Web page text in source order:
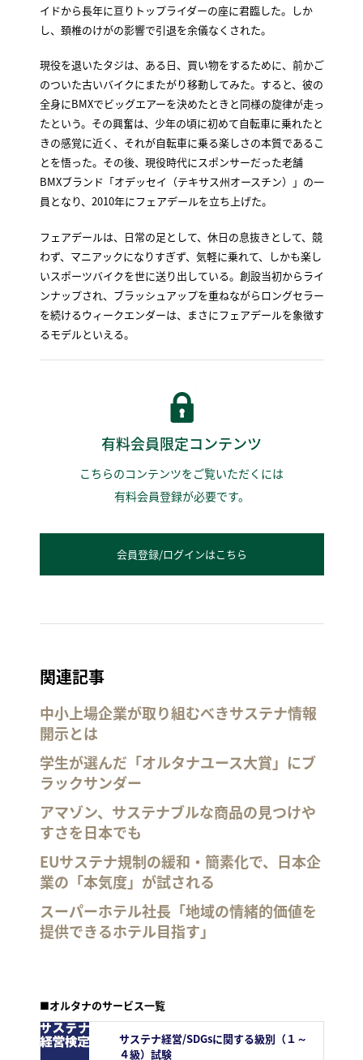
イドから長年に亘りトップライダーの座に君臨した。しか
し、頚椎のけがの影響で引退を余儀なくされた。
現役を退いたタジは、ある日、買い物をするために、前かご
のついた古いバイクにまたがり移動してみた。すると、彼の
全身にBMXでビッグエアーを決めたときと同様の旋律が走っ
たという。その興奮は、少年の頃に初めて自転車に乗れたと
きの感覚に近く、それが自転車に乗る楽しさの本質であるこ
とを悟った。その後、現役時代にスポンサーだった老舗
BMXブランド「オデッセイ（テキサス州オースチン）」の一
員となり、2010年にフェアデールを立ち上げた。
フェアデールは、日常の足として、休日の息抜きとして、競
わず、マニアックになりすぎず、気軽に乗れて、しかも楽し
いスポーツバイクを世に送り出している。創設当初からライ
ンナップされ、ブラッシュアップを重ねながらロングセラー
を続けるウィークエンダーは、まさにフェアデールを象徴す
るモデルといえる。
有料会員限定コンテンツ
こちらのコンテンツをご覧いただくには
有料会員登録が必要です。
会員登録/ログインはこちら
関連記事
中小上場企業が取り組むべきサステナ情報
開示とは
学生が選んだ「オルタナユース大賞」にブ
ラックサンダー
アマゾン、サステナブルな商品の見つけや
すさを日本でも
EUサステナ規制の緩和・簡素化で、日本企
業の「本気度」が試される
スーパーホテル社長「地域の情緒的価値を
提供できるホテル目指す」
■オルタナのサービス一覧
サステナ経営/SDGsに関する級別（１～
４級）試験